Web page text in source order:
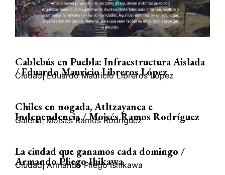
Cablebús en Puebla: Infraestructura Aislada
/ Eduardo Mauricio Libreros López
Ciudad| Eduardo Mauricio Libreros López
Chiles en nogada, Atltzayanca e
Independencia / Moisés Ramos Rodríguez
Galería| Moisés Ramos Rodríguez
La ciudad que ganamos cada domingo /
Armando Pliego Ihikawa
Ciudad| Armando Pliego Ishikawa